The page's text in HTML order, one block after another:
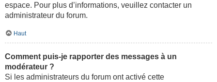
espace. Pour plus d’informations, veuillez contacter un
administrateur du forum.
Haut
Comment puis-je rapporter des messages à un
modérateur ?
Si les administrateurs du forum ont activé cette